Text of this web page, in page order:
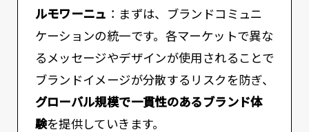
ルモワーニュ ：まずは、ブランドコミュニ
ケーションの統一です。各マーケットで異な
るメッセージやデザインが使用されることで
ブランドイメージが分散するリスクを防ぎ、
グローバル規模で一貫性のあるブランド体
験を提供していきます。